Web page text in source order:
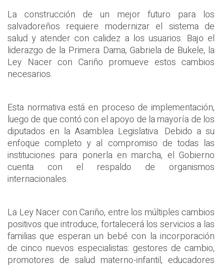
La construcción de un mejor futuro para los
salvadoreños requiere modernizar el sistema de
salud y atender con calidez a los usuarios. Bajo el
liderazgo de la Primera Dama, Gabriela de Bukele, la
Ley Nacer con Cariño promueve estos cambios
necesarios.
Esta normativa está en proceso de implementación,
luego de que contó con el apoyo de la mayoría de los
diputados en la Asamblea Legislativa. Debido a su
enfoque completo y al compromiso de todas las
instituciones para ponerla en marcha, el Gobierno
cuenta con el respaldo de organismos
internacionales.
La Ley Nacer con Cariño, entre los múltiples cambios
positivos que introduce, fortalecerá los servicios a las
familias que esperan un bebé con la incorporación
de cinco nuevos especialistas: gestores de cambio,
promotores de salud materno-infantil, educadores